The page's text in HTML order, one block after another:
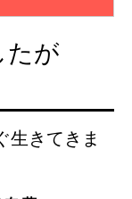
たが
生きてきま